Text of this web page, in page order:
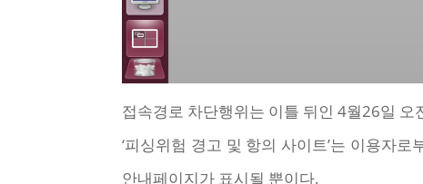
접속경로 차단행위는 이틀 뒤인 4월26일
‘피싱위험 경고 및 항의 사이트’는 이용자
안내페이지가 표시될 뿐이다.